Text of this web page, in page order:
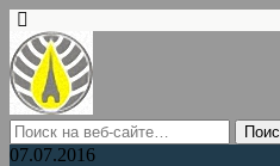
07.07.2016